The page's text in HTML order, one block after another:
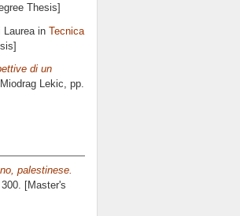
Thesis]
Laurea in Tecnica
di un
Miodrag Lekic, pp.
palestinese.
[Master's